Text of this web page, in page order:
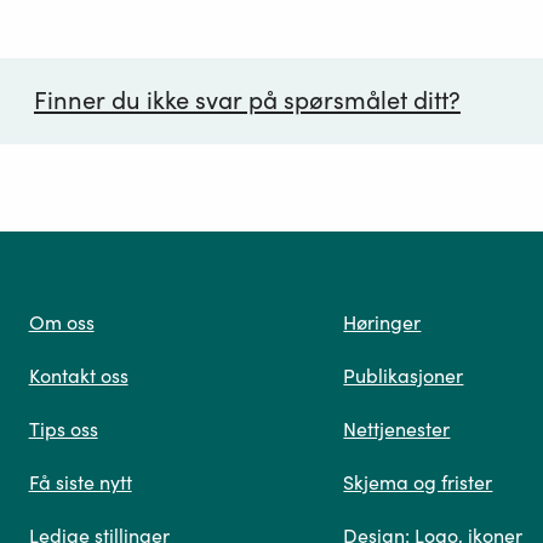
Finner du ikke svar på spørsmålet ditt?
oss
Om oss
Kontakt oss
Tips oss
Få siste nytt
Ledige stillinger
Høringer
Publikasjoner
Nettjenester
Skjema og frister
Design: Logo, ikoner